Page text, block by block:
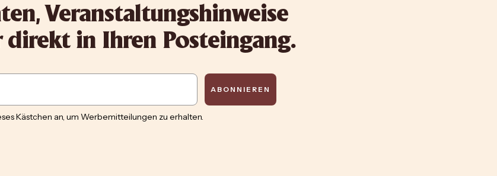
Veranstaltungshinweise
direkt in Ihren Posteingang.
ABONNIEREN
Kästchen an, um Werbemitteilungen zu erhalten.